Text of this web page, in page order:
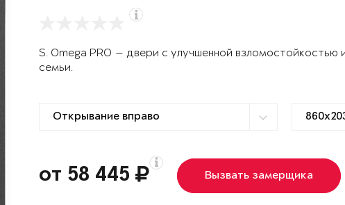
S. Omega PRO — двери с улучшенной взломостойкостью
семьи.
от 58 445 Вызвать замерщика